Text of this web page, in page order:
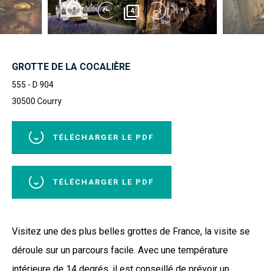
4
GROTTE DE LA COCALIÈRE
555 - D 904
30500 Courry
TÉLÉCHARGER LE PDF
TÉLÉCHARGER LE PDF
Visitez une des plus belles grottes de France, la visite se
déroule sur un parcours facile. Avec une température